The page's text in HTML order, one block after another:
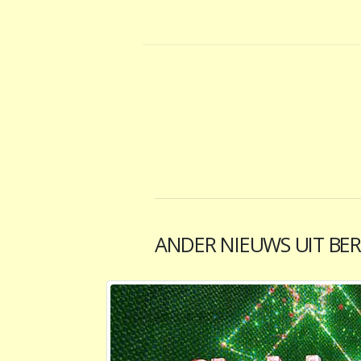
ANDER NIEUWS UIT